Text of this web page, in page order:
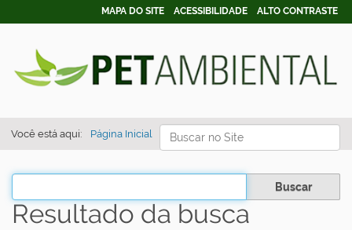
Busca
MAPA DO SITE ACESSIBILIDADE ALTO CONTRASTE
Você está aqui: Página Inicial
Filtrar os resultados
Resultado da busca